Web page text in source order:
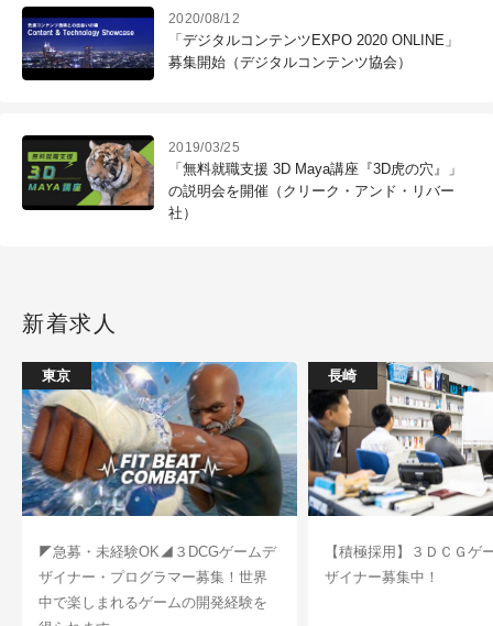
2020/08/12
「デジタルコンテンツEXPO 2020 ONLINE」
募集開始（デジタルコンテンツ協会）
2019/03/25
「無料就職支援 3D Maya講座『3D虎の穴』」
の説明会を開催（クリーク・アンド・リバー
社）
新着求人
東京
◤急募・未経験OK◢３DCGゲームデ
ザイナー・プログラマー募集！世界
中で楽しまれるゲームの開発経験を
長崎
【積極採用】３ＤＣＧゲ
ザイナー募集中！